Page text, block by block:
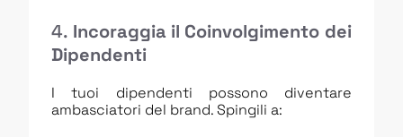
4. Incoraggia il Coinvolgimento dei
Dipendenti
I tuoi dipendenti possono diventare
ambasciatori del brand. Spingili a: